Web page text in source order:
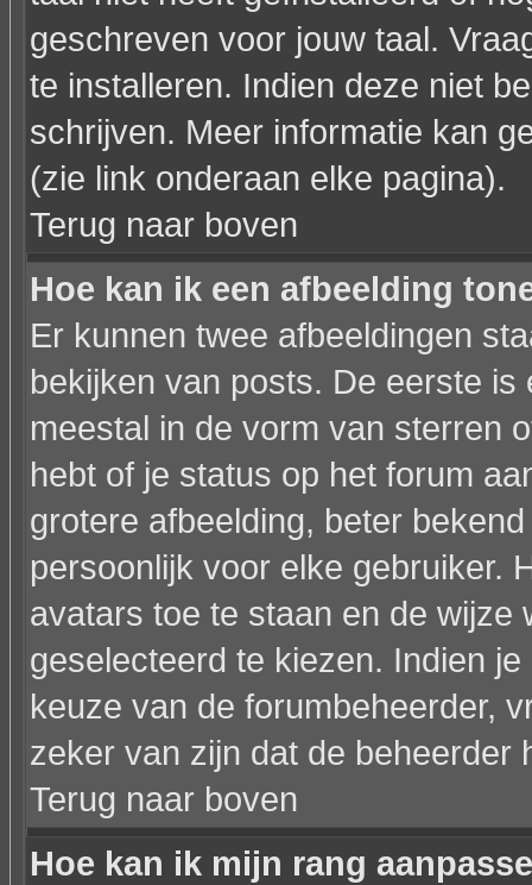
geschreven voor jouw taal.
te installeren. Indien deze niet
schrijven. Meer informatie kan
(zie link onderaan elke pagina).
Terug naar boven
Hoe kan ik een afbeelding
Er kunnen twee afbeeldingen
bekijken van posts. De eerste
meestal in de vorm van sterren
hebt of je status op het forum
grotere afbeelding, beter
persoonlijk voor elke gebruiker.
avatars toe te staan en de
geselecteerd te kiezen. Indien
keuze van de forumbeheerder,
zeker van zijn dat de beheerder
Terug naar boven
Hoe kan ik mijn rang